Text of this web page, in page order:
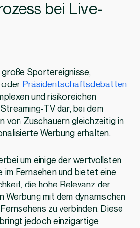
bei Live-
große Sportereignisse,
oder Präsidentschaftsdebatten
und risikoreichen
TV dar, bei dem
von Zuschauern gleichzeitig in
Werbung erhalten.
um einige der wertvollsten
im Fernsehen und bietet eine
die hohe Relevanz der
Werbung mit dem dynamischen
zu verbinden. Diese
jedoch einzigartige